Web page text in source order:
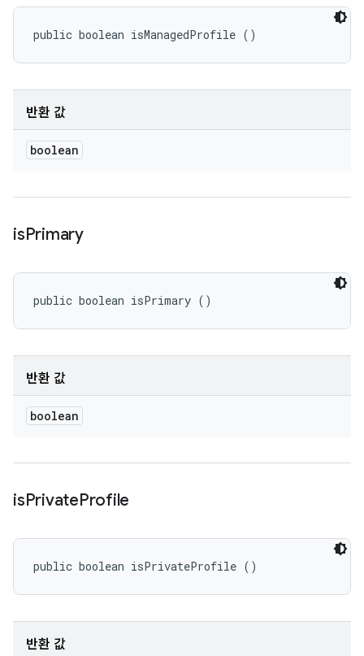
public boolean isManagedProfile ()
반환 값
boolean
isPrimary
public boolean isPrimary ()
반환 값
boolean
isPrivateProfile
public boolean isPrivateProfile ()
반환 값